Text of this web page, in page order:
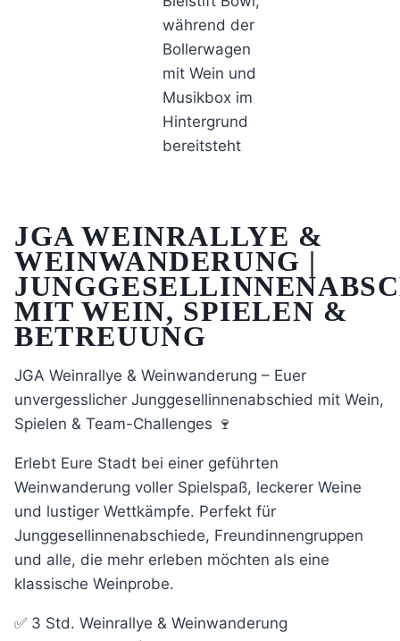
JGA WEINRALLYE &
WEINWANDERUNG |
MIT WEIN, SPIELEN &
BETREUUNG
JGA Weinrallye & Weinwanderung – Euer
unvergesslicher Junggesellinnenabschied mit Wein,
Spielen & Team-Challenges 🍷
Erlebt Eure Stadt bei einer geführten
Weinwanderung voller Spielspaß, leckerer Weine
und lustiger Wettkämpfe. Perfekt für
Junggesellinnenabschiede, Freundinnengruppen
und alle, die mehr erleben möchten als eine
klassische Weinprobe.
✅ 3 Std. Weinrallye & Weinwanderung